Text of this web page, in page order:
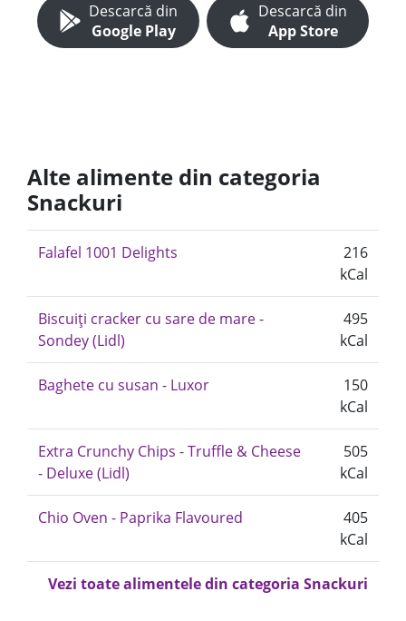
Descarcă din
Google Play
Descarcă din
App Store
Alte alimente din categoria
Snackuri
Falafel 1001 Delights
216
kCal
Biscuiți cracker cu sare de mare -
Sondey (Lidl)
495
kCal
Baghete cu susan - Luxor
150
kCal
Extra Crunchy Chips - Truffle & Cheese
- Deluxe (Lidl)
505
kCal
Chio Oven - Paprika Flavoured
405
kCal
Vezi toate alimentele din categoria Snackuri